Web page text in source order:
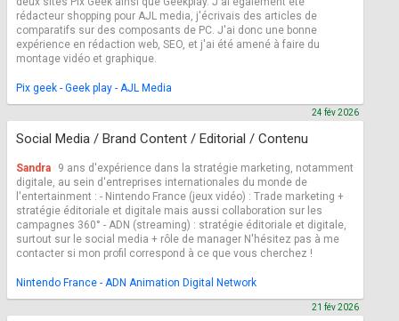
rédacteur shopping pour AJL media, j'écrivais des articles de
comparatifs sur des composants de PC. J'ai donc une bonne
expérience en rédaction web, SEO, et j'ai été amené à faire du
montage vidéo et graphique.
Pix geek - Geek play - AJL Media
Social Media / Brand Content / Editorial / Contenu
24 fév 2026
Sandra
9 ans d'expérience dans la stratégie marketing, notamment
digitale, au sein d'entreprises internationales du monde de
l'entertainment : - Nintendo France (jeux vidéo) : Trade marketing +
stratégie éditoriale et digitale mais aussi collaboration sur les
campagnes 360° - ADN (streaming) : stratégie éditoriale et digitale,
surtout sur le social media + rôle de manager N'hésitez pas à me
contacter si mon profil correspond à ce que vous cherchez !
Nintendo France - ADN Animation Digital Network
21 fév 2026